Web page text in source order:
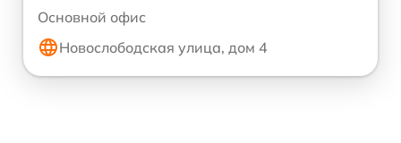
Основной офис
Новослободская улица, дом 4